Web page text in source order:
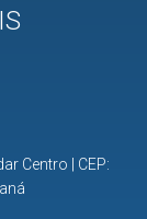
Centro | CEP: